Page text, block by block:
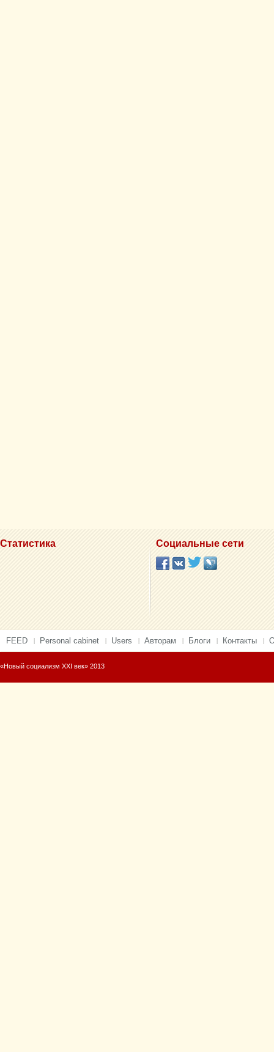
Статистика Социальные сети
FEED Personal cabinet Users Авторам Блоги Контакты
«Новый социализм XXI век» 2013